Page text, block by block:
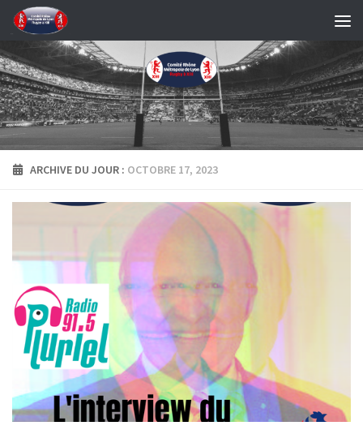
Skip to content
ARCHIVE DU JOUR : OCTOBRE 17, 2023